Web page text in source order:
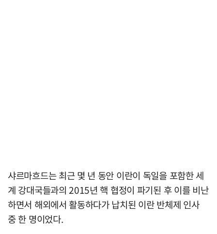
샤르마흐드는 최근 몇 년 동안 이란이 독일을 포함한 세
계 강대국들과의 2015년 핵 협정이 파기된 후 이를 비난
하면서 해외에서 활동하다가 납치된 이란 반체제 인사
중 한 명이었다.